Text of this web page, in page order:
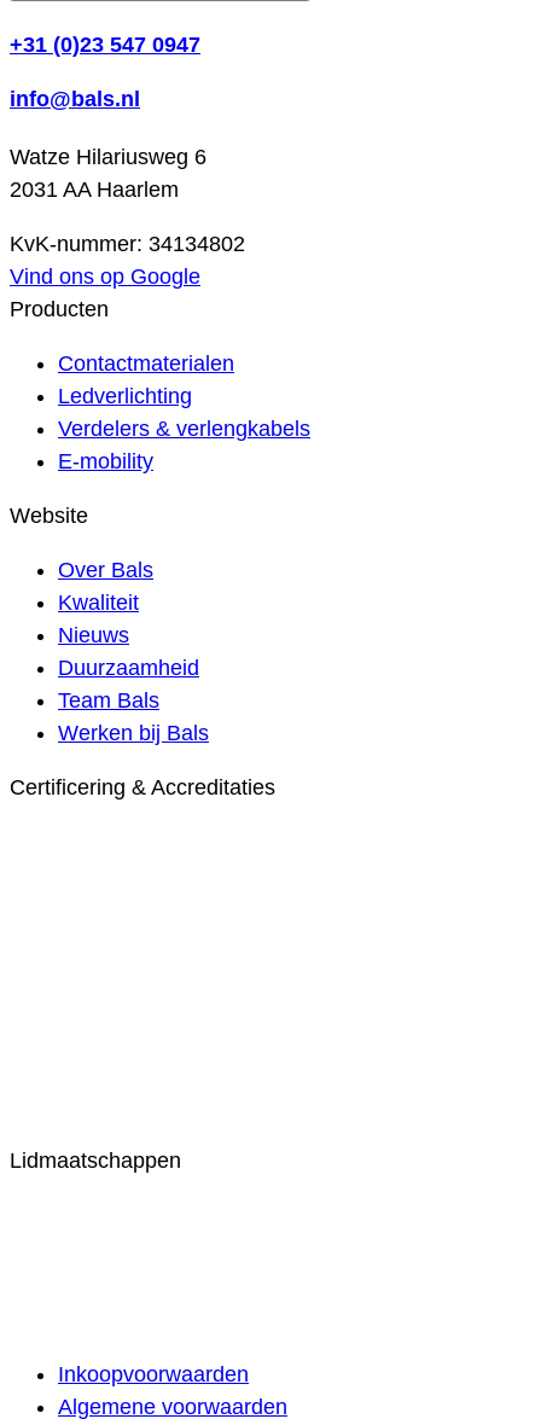
+31 (0)23 547 0947
info@bals.nl
Watze Hilariusweg 6
2031 AA Haarlem
KvK-nummer: 34134802
Vind ons op Google
Producten
Contactmaterialen
Ledverlichting
Verdelers & verlengkabels
E-mobility
Website
Over Bals
Kwaliteit
Nieuws
Duurzaamheid
Team Bals
Werken bij Bals
Certificering & Accreditaties
Lidmaatschappen
Inkoopvoorwaarden
Algemene voorwaarden